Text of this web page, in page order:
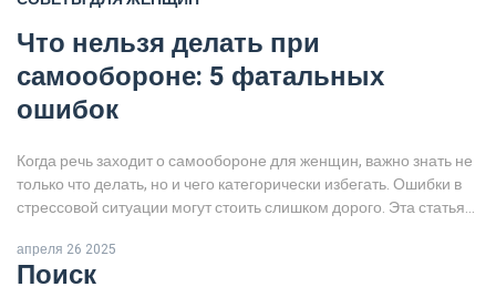
Что нельзя делать при
самообороне: 5 фатальных
ошибок
Когда речь заходит о самообороне для женщин, важно знать не
только что делать, но и чего категорически избегать. Ошибки в
стрессовой ситуации могут стоить слишком дорого. Эта статья
конкретные примеры и работающие советы. Не стоит думать,
что сила и агрессия — главное оружие, часто всё наоборот.
апреля 26 2025
Поиск